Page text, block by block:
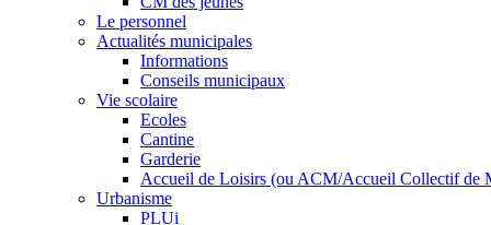
Le personnel
Actualités municipales
Informations
Conseils municipaux
Vie scolaire
Ecoles
Cantine
Garderie
Accueil de Loisirs (ou ACM/Accueil Collectif de
Urbanisme
PLUi